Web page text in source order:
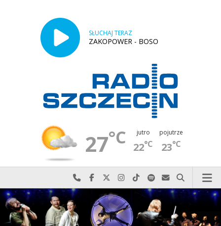
SŁUCHAJ TERAZ
ZAKOPOWER - BOSO
27°C jutro
22°C
pojutrze
23°C
Najlepiej po prostu do nas zadzwoń
Odwiedź nas na Facebook-u
Odwiedź nas na X
Odwiedź nas na Instagram-ie
Odwiedź nas na TikTok-u
Szukaj nas na Spotify
Wyślij do nas
Szukaj